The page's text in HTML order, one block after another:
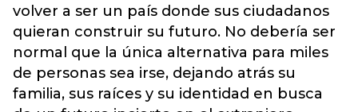
volver a ser un país donde sus ciudadanos
quieran construir su futuro. No debería ser
normal que la única alternativa para miles
de personas sea irse, dejando atrás su
familia, sus raíces y su identidad en busca